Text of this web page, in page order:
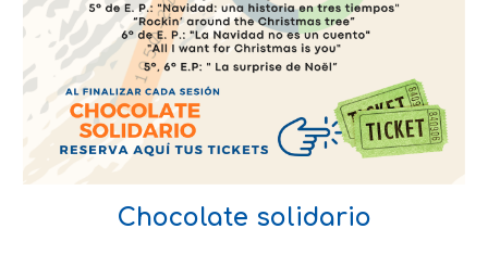
Chocolate solidario